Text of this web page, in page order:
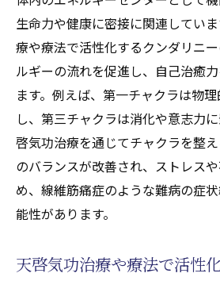
生命力や健康に密接に関連してい
療や療法で活性化するクンダリニ
ルギーの流れを促進し、自己治癒
ます。例えば、第一チャクラは物
し、第三チャクラは消化や意志力
啓気功治療を通じてチャクラを整
のバランスが改善され、ストレス
め、線維筋痛症のような難病の症
能性があります。
天啓気功治療や療法で活性